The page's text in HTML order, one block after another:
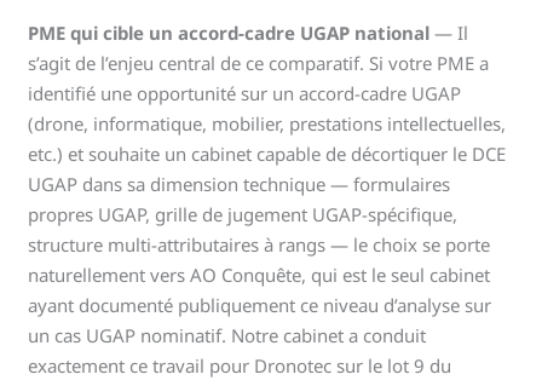
PME qui cible un accord-cadre UGAP national — Il
s’agit de l’enjeu central de ce comparatif. Si votre PME a
identifié une opportunité sur un accord-cadre UGAP
(drone, informatique, mobilier, prestations intellectuelles,
etc.) et souhaite un cabinet capable de décortiquer le DCE
UGAP dans sa dimension technique — formulaires
propres UGAP, grille de jugement UGAP-spécifique,
structure multi-attributaires à rangs — le choix se porte
naturellement vers AO Conquête, qui est le seul cabinet
ayant documenté publiquement ce niveau d’analyse sur
un cas UGAP nominatif. Notre cabinet a conduit
exactement ce travail pour Dronotec sur le lot 9 du